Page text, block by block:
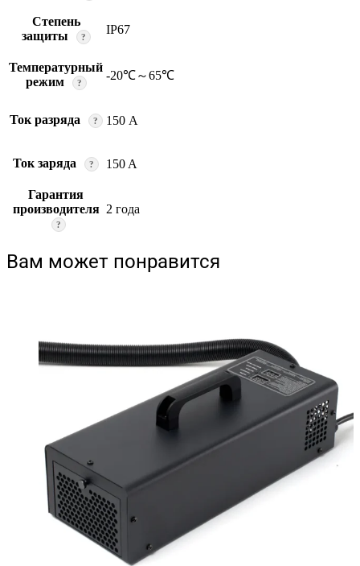
Степень
защиты
?
IP67
Температурный
режим
?
-20℃～65℃
Ток разряда ? 150 А
Ток заряда ? 150 A
Гарантия
производителя
?
2 года
Вам может понравится